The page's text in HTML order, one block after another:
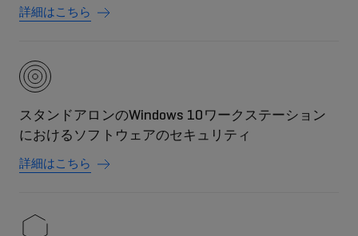
詳細はこちら
スタンドアロンのWindows 10ワークステーション
におけるソフトウェアのセキュリティ
詳細はこちら